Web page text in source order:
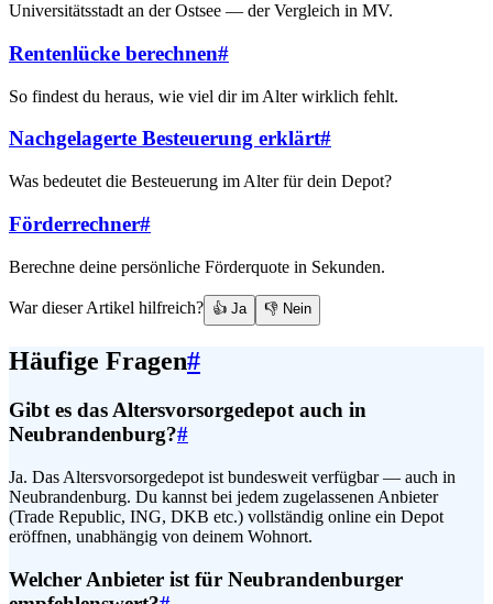
Universitätsstadt an der Ostsee — der Vergleich in MV.
Rentenlücke berechnen#
So findest du heraus, wie viel dir im Alter wirklich fehlt.
Nachgelagerte Besteuerung erklärt#
Was bedeutet die Besteuerung im Alter für dein Depot?
Förderrechner#
Berechne deine persönliche Förderquote in Sekunden.
War dieser Artikel hilfreich? 👍 Ja 👎 Nein
Häufige Fragen#
Gibt es das Altersvorsorgedepot auch in
Neubrandenburg?#
Ja. Das Altersvorsorgedepot ist bundesweit verfügbar — auch in
Neubrandenburg. Du kannst bei jedem zugelassenen Anbieter
(Trade Republic, ING, DKB etc.) vollständig online ein Depot
eröffnen, unabhängig von deinem Wohnort.
Welcher Anbieter ist für Neubrandenburger